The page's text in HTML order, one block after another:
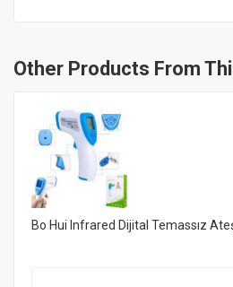
Other Products From
Bo Hui Infrared Dijital Temassız